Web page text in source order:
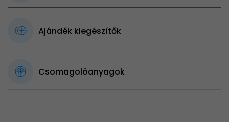
Ajándék kiegészítők
Csomagolóanyagok